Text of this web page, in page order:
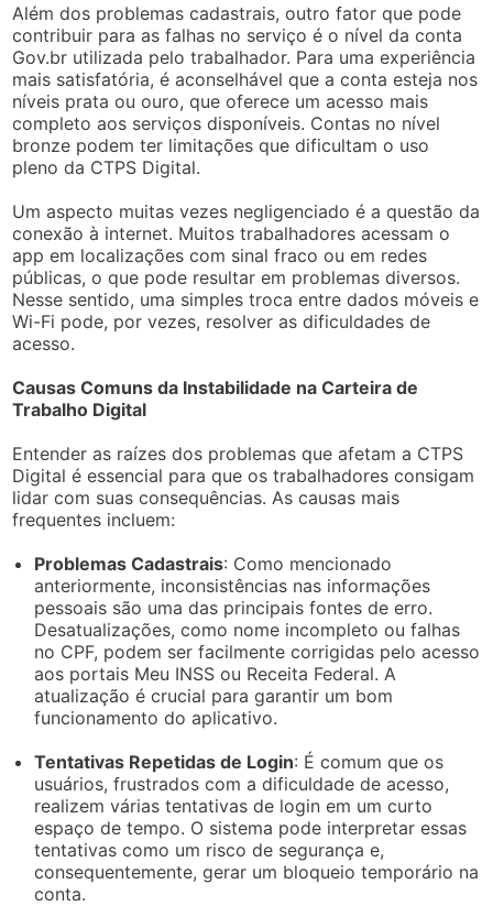
Além dos problemas cadastrais, outro fator que pode
contribuir para as falhas no serviço é o nível da conta
Gov.br utilizada pelo trabalhador. Para uma experiência
mais satisfatória, é aconselhável que a conta esteja nos
níveis prata ou ouro, que oferece um acesso mais
completo aos serviços disponíveis. Contas no nível
bronze podem ter limitações que dificultam o uso
pleno da CTPS Digital.
Um aspecto muitas vezes negligenciado é a questão da
conexão à internet. Muitos trabalhadores acessam o
app em localizações com sinal fraco ou em redes
públicas, o que pode resultar em problemas diversos.
Nesse sentido, uma simples troca entre dados móveis e
Wi-Fi pode, por vezes, resolver as dificuldades de
acesso.
Causas Comuns da Instabilidade na Carteira de
Trabalho Digital
Entender as raízes dos problemas que afetam a CTPS
Digital é essencial para que os trabalhadores consigam
lidar com suas consequências. As causas mais
frequentes incluem:
Problemas Cadastrais: Como mencionado
anteriormente, inconsistências nas informações
pessoais são uma das principais fontes de erro.
Desatualizações, como nome incompleto ou falhas
no CPF, podem ser facilmente corrigidas pelo acesso
aos portais Meu INSS ou Receita Federal. A
atualização é crucial para garantir um bom
funcionamento do aplicativo.
Tentativas Repetidas de Login: É comum que os
usuários, frustrados com a dificuldade de acesso,
realizem várias tentativas de login em um curto
espaço de tempo. O sistema pode interpretar essas
tentativas como um risco de segurança e,
consequentemente, gerar um bloqueio temporário na
conta.